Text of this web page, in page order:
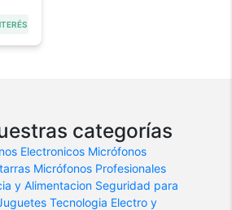
categorías
Electronicos Micrófonos
Micrófonos Profesionales
y Alimentacion Seguridad para
Tecnologia Electro y